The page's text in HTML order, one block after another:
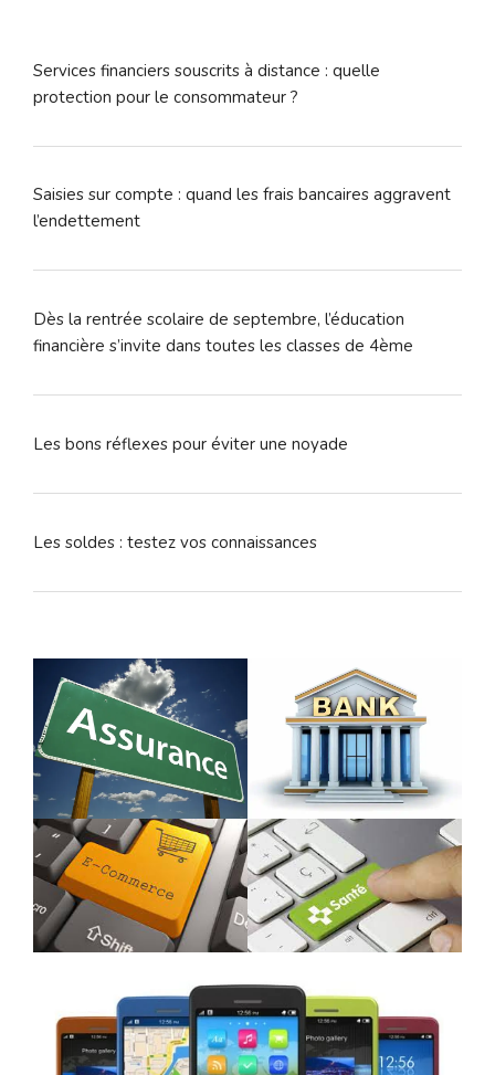
Services financiers souscrits à distance : quelle
protection pour le consommateur ?
Saisies sur compte : quand les frais bancaires aggravent
l’endettement
Dès la rentrée scolaire de septembre, l’éducation
financière s’invite dans toutes les classes de 4ème
Les bons réflexes pour éviter une noyade
Les soldes : testez vos connaissances